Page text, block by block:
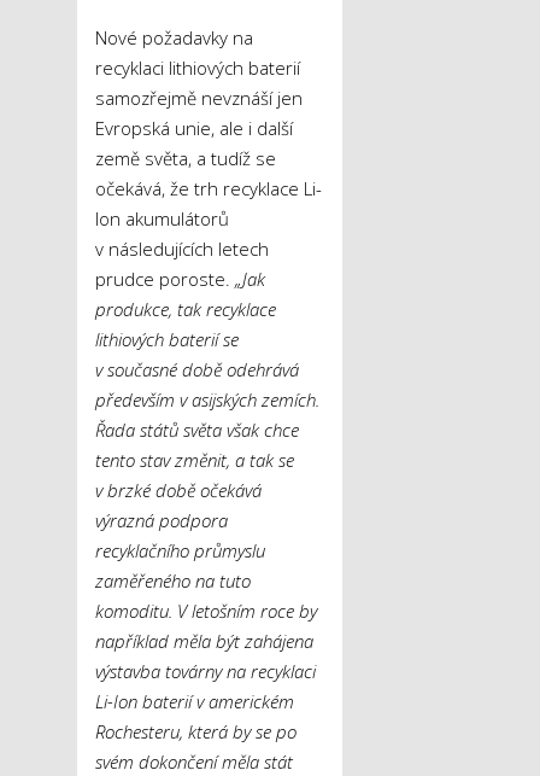
Nové požadavky na
recyklaci lithiových baterií
samozřejmě nevznáší jen
Evropská unie, ale i další
země světa, a tudíž se
očekává, že trh recyklace Li-
Ion akumulátorů
v následujících letech
prudce poroste. „Jak
produkce, tak recyklace
lithiových baterií se
v současné době odehrává
především v asijských zemích.
Řada států světa však chce
tento stav změnit, a tak se
v brzké době očekává
výrazná podpora
recyklačního průmyslu
zaměřeného na tuto
komoditu. V letošním roce by
například měla být zahájena
výstavba továrny na recyklaci
Li-Ion baterií v americkém
Rochesteru, která by se po
svém dokončení měla stát